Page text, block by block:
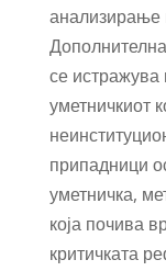
анализирање
се
уметничкиот
припадници
уметничка,
која почива
критичката